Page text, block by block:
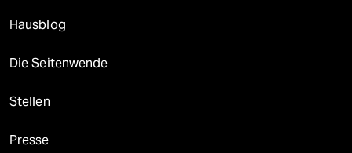
Hausblog
Die Seitenwende
Stellen
Presse